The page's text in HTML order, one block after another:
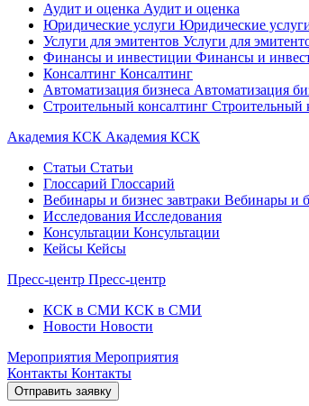
Аудит и оценка Аудит и оценка
Юридические услуги Юридические
Услуги для эмитентов Услуги для
Финансы и инвестиции Финансы и
Консалтинг Консалтинг
Автоматизация бизнеса Автоматизация
Строительный консалтинг Строительный
Академия КСК Академия КСК
Статьи Статьи
Глоссарий Глоссарий
Вебинары и бизнес завтраки Вебинары и
Исследования Исследования
Консультации Консультации
Кейсы Кейсы
Пресс-центр Пресс-центр
КСК в СМИ КСК в СМИ
Новости Новости
Мероприятия Мероприятия
Контакты Контакты
Отправить заявку